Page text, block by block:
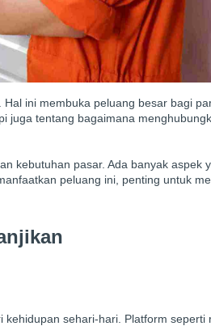
ini membuka peluang besar bagi
juga tentang bagaimana
kebutuhan pasar. Ada banyak aspek
peluang ini, penting untuk
sehari-hari. Platform seperti